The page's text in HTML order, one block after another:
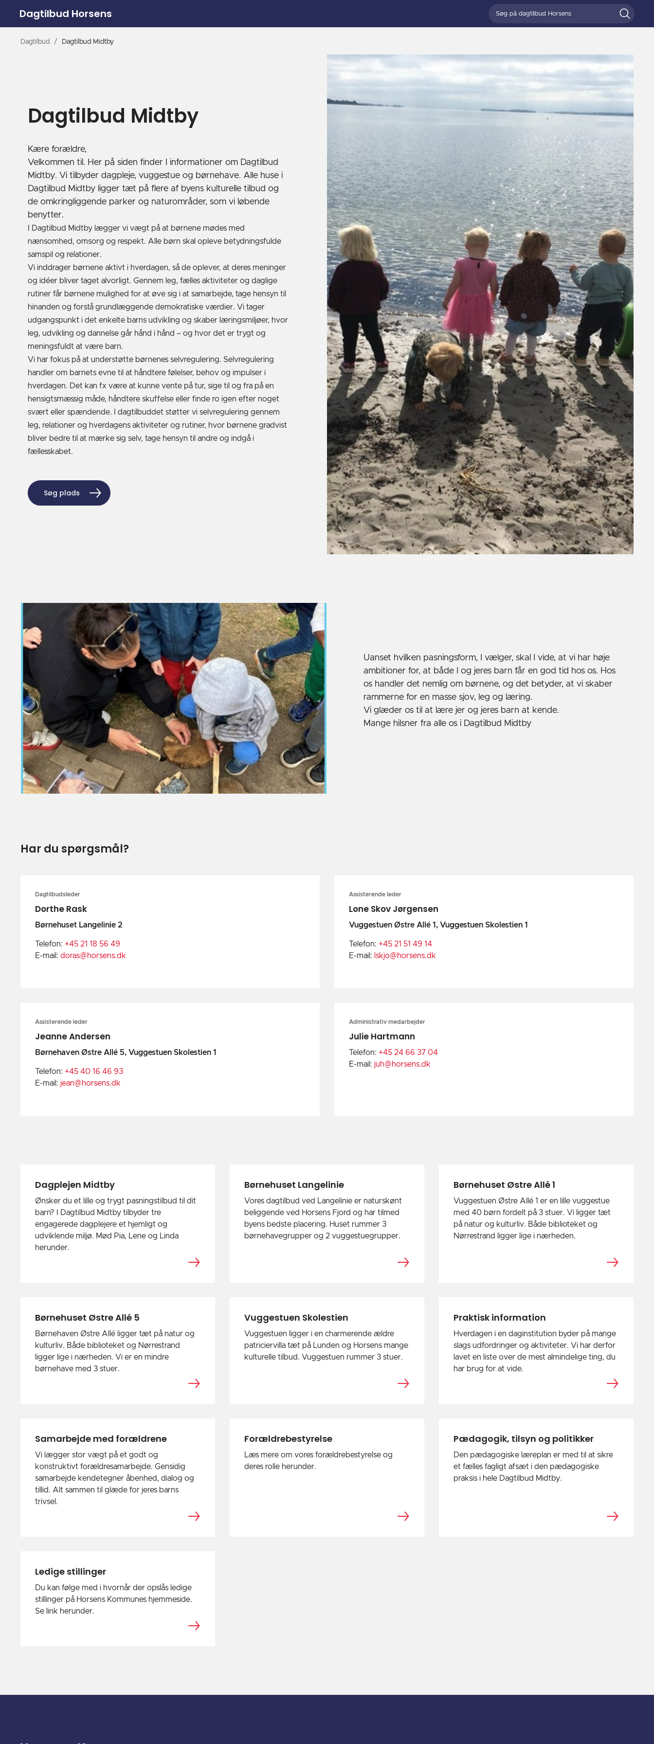
Dagtilbud Horsens
Dagtilbud / Dagtilbud Midtby
Dagtilbud Midtby
Kære forældre,
Velkommen til. Her på siden finder I informationer om Dagtilbud
Midtby. Vi tilbyder dagpleje, vuggestue og børnehave. Alle huse i
Dagtilbud Midtby ligger tæt på flere af byens kulturelle tilbud og
de omkringliggende parker og naturområder, som vi løbende
benytter.
I Dagtilbud Midtby lægger vi vægt på at børnene mødes med
nænsomhed, omsorg og respekt. Alle børn skal opleve betydningsfulde
samspil og relationer.
Vi inddrager børnene aktivt i hverdagen, så de oplever, at deres meninger
og idéer bliver taget alvorligt. Gennem leg, fælles aktiviteter og daglige
rutiner får børnene mulighed for at øve sig i at samarbejde, tage hensyn til
hinanden og forstå grundlæggende demokratiske værdier. Vi tager
udgangspunkt i det enkelte barns udvikling og skaber læringsmiljøer, hvor
leg, udvikling og dannelse går hånd i hånd – og hvor det er trygt og
meningsfuldt at være barn.
Vi har fokus på at understøtte børnenes selvregulering. Selvregulering
handler om barnets evne til at håndtere følelser, behov og impulser i
hverdagen. Det kan fx være at kunne vente på tur, sige til og fra på en
hensigtsmæssig måde, håndtere skuffelse eller finde ro igen efter noget
svært eller spændende.
I dagtilbuddet støtter vi selvregulering gennem
leg, relationer og hverdagens aktiviteter og rutiner, hvor børnene gradvist
bliver bedre til at mærke sig selv, tage hensyn til andre og indgå i
fællesskabet.
Søg plads
Uanset hvilken pasningsform, I vælger, skal I vide, at vi har høje
ambitioner for, at både I og jeres barn får en god tid hos os. Hos
os handler det nemlig om børnene, og det betyder, at vi skaber
rammerne for en masse sjov, leg og læring.
Vi glæder os til at lære jer og jeres barn at kende.
Mange hilsner fra alle os i Dagtilbud Midtby
Har du spørgsmål?
Dagtilbudsleder
Dorthe Rask
Børnehuset Langelinie 2
Telefon: +45 21 18 56 49
E-mail: doras@horsens.dk
Assisterende leder
Lone Skov Jørgensen
Vuggestuen Østre Allé 1, Vuggestuen Skolestien 1
Telefon: +45 21 51 49 14
E-mail: lskjo@horsens.dk
Assisterende leder
Jeanne Andersen
Børnehaven Østre Allé 5, Vuggestuen Skolestien 1
Telefon: +45 40 16 46 93
E-mail: jean@horsens.dk
Administrativ medarbejder
Julie Hartmann
Telefon: +45 24 66 37 04
E-mail: juh@horsens.dk
Dagplejen Midtby
Ønsker du et lille og trygt pasningstilbud til dit
barn? I Dagtilbud Midtby tilbyder tre
engagerede dagplejere et hjemligt og
udviklende miljø. Mød Pia, Lene og Linda
herunder.
Børnehuset Langelinie
Vores dagtilbud ved Langelinie er naturskønt
beliggende ved Horsens Fjord og har tilmed
byens bedste placering. Huset rummer 3
børnehavegrupper og 2 vuggestuegrupper.
Børnehuset Østre Allé 1
Vuggestuen Østre Allé 1 er en lille vuggestue
med 40 børn fordelt på 3 stuer. Vi ligger tæt
på natur og kulturliv. Både biblioteket og
Nørrestrand ligger lige i nærheden.
Børnehuset Østre Allé 5
Børnehaven Østre Allé ligger tæt på natur og
kulturliv. Både biblioteket og Nørrestrand
ligger lige i nærheden. Vi er en mindre
børnehave med 3 stuer.
Vuggestuen Skolestien
Vuggestuen ligger i en charmerende ældre
patriciervilla tæt på Lunden og Horsens mange
kulturelle tilbud. Vuggestuen rummer 3 stuer.
Praktisk information
Hverdagen i en daginstitution byder på mange
slags udfordringer og aktiviteter. Vi har derfor
lavet en liste over de mest almindelige ting, du
har brug for at vide.
Samarbejde med forældrene
Vi lægger stor vægt på et godt og
konstruktivt forældresamarbejde. Gensidig
samarbejde kendetegner åbenhed, dialog og
tillid. Alt sammen til glæde for jeres barns
trivsel.
Forældrebestyrelse
Læs mere om vores forældrebestyrelse og
deres rolle herunder.
Pædagogik, tilsyn og politikker
Den pædagogiske læreplan er med til at sikre
et fælles fagligt afsæt i den pædagogiske
praksis i hele Dagtilbud Midtby.
Ledige stillinger
Du kan følge med i hvornår der opslås ledige
stillinger på Horsens Kommunes hjemmeside.
Se link herunder.